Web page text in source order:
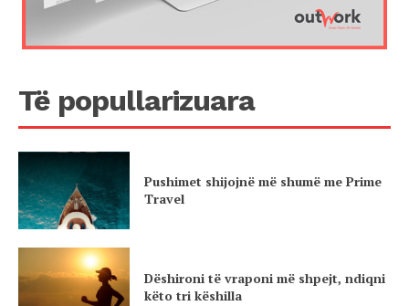
Të popullarizuara
Pushimet shijojnë më shumë me Prime
Travel
Dëshironi të vraponi më shpejt, ndiqni
këto tri këshilla